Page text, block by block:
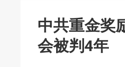
中共重金奖
会被判4年